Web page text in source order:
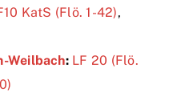
KatS (Flö. 1-42),
Weilbach: LF 20 (Flö.